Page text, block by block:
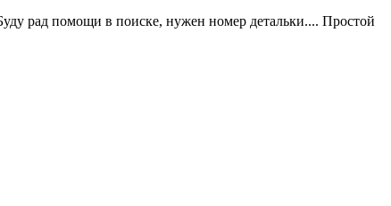
рад помощи в поиске, нужен номер детальки.... Простой